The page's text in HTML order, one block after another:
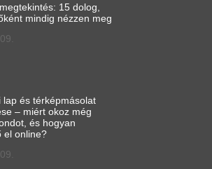
15 dolog,
mindig nézzen meg
lap és térképmásolat
– miért okoz még
és hogyan
el online?